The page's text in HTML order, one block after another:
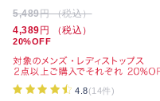
5,489円 （税込）
4,389円 （税込）
20%OFF
4.8(14件)